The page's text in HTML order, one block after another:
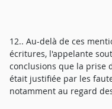
12.. Au-delà de ces
écritures, l'appelante
conclusions que la prise
était justifiée par les
notamment au regard